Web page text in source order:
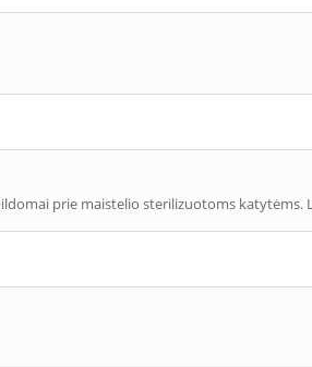
prie maistelio sterilizuotoms katytėms.